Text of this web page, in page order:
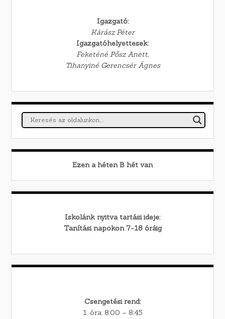
Igazgató:
Kárász Péter
Igazgatóhelyettesek:
Feketéné Pősz Anett,
Tihanyiné Gerencsér Ágnes
Ezen a héten B hét van
Iskolánk nyitva tartási ideje:
Tanítási napokon 7-18 óráig
Csengetési rend:
1. óra: 8:00 – 8:45